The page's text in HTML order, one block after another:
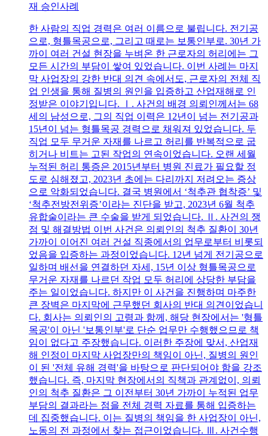
재 승인사례
한 사람의 직업 경력은 여러 이름으로 불립니다. 전기공
으로, 형틀목공으로, 그리고 때로는 보통인부로. 30년 가
까이 여러 건설 현장을 누벼온 한 근로자의 허리에는 그
모든 시간의 부담이 쌓여 있었습니다. 이번 사례는 마지
막 사업장의 강한 반대 의견 속에서도, 근로자의 전체 직
업 인생을 통해 질병의 원인을 입증하고 산업재해로 인
정받은 이야기입니다. Ⅰ. 사건의 배경 의뢰인께서는 68
세의 남성으로, 그의 직업 이력은 12년이 넘는 전기공과
15년이 넘는 형틀목공 경력으로 채워져 있었습니다. 두
직업 모두 무거운 자재를 나르고 허리를 반복적으로 굽
히거나 비트는 고된 작업의 연속이었습니다. 오랜 세월
누적된 허리 통증은 2015년부터 병원 진료가 필요할 정
도로 심해졌고, 2023년 초에는 다리까지 저려오는 증상
으로 악화되었습니다. 결국 병원에서 ‘척추관 협착증’ 및
‘척추전방전위증’이라는 진단을 받고, 2023년 6월 척추
유합술이라는 큰 수술을 받게 되었습니다. Ⅱ. 사건의 쟁
점 및 해결방법 이번 사건은 의뢰인의 척추 질환이 30년
가까이 이어진 여러 건설 직종에서의 업무로부터 비롯되
었음을 입증하는 과정이었습니다. 12년 넘게 전기공으로
일하며 배선을 연결하던 자세, 15년 이상 형틀목공으로
무거운 자재를 나르던 작업 모두 허리에 상당한 부담을
주는 일이었습니다. 하지만 이 사건을 진행하며 마주한
큰 장벽은 마지막에 근무했던 회사의 반대 의견이었습니
다. 회사는 의뢰인의 고령과 함께, 해당 현장에서는 '형틀
목공'이 아닌 '보통인부'로 단순 업무만 수행했으므로 책
임이 없다고 주장했습니다. 이러한 주장에 맞서, 산업재
해 인정이 마지막 사업장만의 책임이 아닌, 질병의 원인
이 된 '전체 유해 경력'을 바탕으로 판단되어야 함을 강조
했습니다. 즉, 마지막 현장에서의 직책과 관계없이, 의뢰
인의 척추 질환은 그 이전부터 30년 가까이 누적된 업무
부담의 결과라는 점을 전체 경력 자료를 통해 입증하는
데 집중했습니다. 이는 질병의 책임을 한 사업장이 아닌,
노동의 전 과정에서 찾는 접근이었습니다. Ⅲ. 사건수행